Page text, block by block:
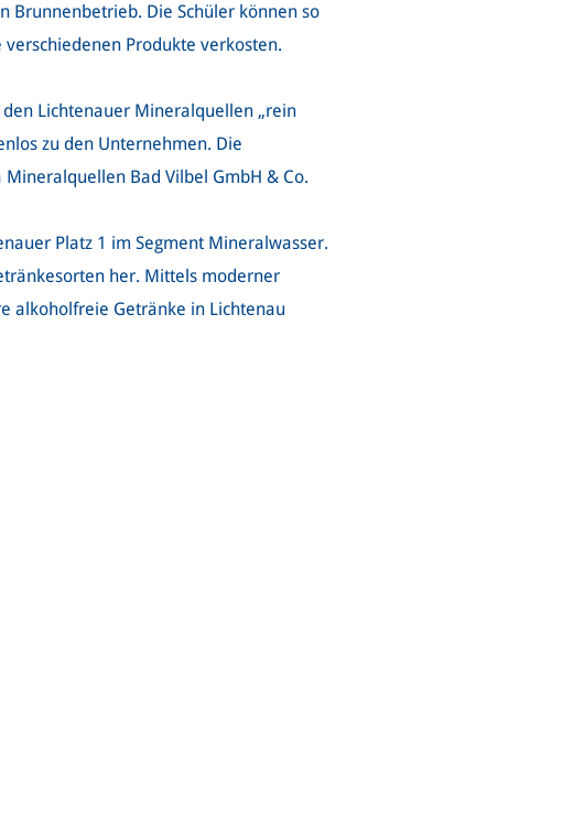
Brunnenbetrieb. Die Schüler können so
Produkte verkosten.
Lichtenauer Mineralquellen „rein
zu den Unternehmen. Die
Bad Vilbel GmbH & Co.
Platz 1 im Segment Mineralwasser.
her. Mittels moderner
alkoholfreie Getränke in Lichtenau